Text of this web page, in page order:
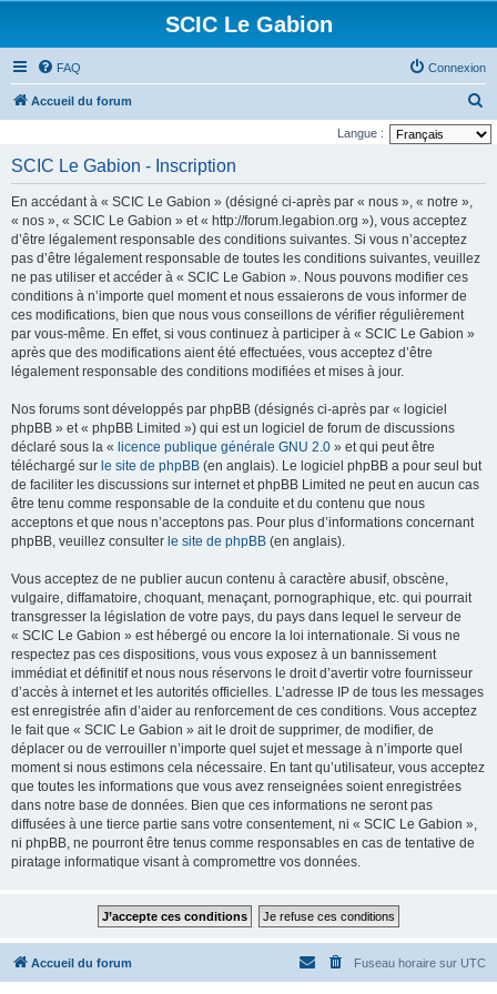
SCIC Le Gabion
FAQ Connexion
Accueil du forum
e
Langue :
SCIC Le Gabion - Inscription
En accédant à « SCIC Le Gabion » (désigné ci-après par « nous », « notre »,
« nos », « SCIC Le Gabion » et « http://forum.legabion.org »), vous acceptez
d’être légalement responsable des conditions suivantes. Si vous n’acceptez
pas d’être légalement responsable de toutes les conditions suivantes, veuillez
ne pas utiliser et accéder à « SCIC Le Gabion ». Nous pouvons modifier ces
conditions à n’importe quel moment et nous essaierons de vous informer de
ces modifications, bien que nous vous conseillons de vérifier régulièrement
par vous-même. En effet, si vous continuez à participer à « SCIC Le Gabion »
après que des modifications aient été effectuées, vous acceptez d’être
légalement responsable des conditions modifiées et mises à jour.
Nos forums sont développés par phpBB (désignés ci-après par « logiciel
phpBB » et « phpBB Limited ») qui est un logiciel de forum de discussions
déclaré sous la « licence publique générale GNU 2.0 » et qui peut être
téléchargé sur le site de phpBB (en anglais). Le logiciel phpBB a pour seul but
de faciliter les discussions sur internet et phpBB Limited ne peut en aucun cas
être tenu comme responsable de la conduite et du contenu que nous
acceptons et que nous n’acceptons pas. Pour plus d’informations concernant
phpBB, veuillez consulter le site de phpBB (en anglais).
Vous acceptez de ne publier aucun contenu à caractère abusif, obscène,
vulgaire, diffamatoire, choquant, menaçant, pornographique, etc. qui pourrait
transgresser la législation de votre pays, du pays dans lequel le serveur de
« SCIC Le Gabion » est hébergé ou encore la loi internationale. Si vous ne
respectez pas ces dispositions, vous vous exposez à un bannissement
immédiat et définitif et nous nous réservons le droit d’avertir votre fournisseur
d’accès à internet et les autorités officielles. L’adresse IP de tous les messages
est enregistrée afin d’aider au renforcement de ces conditions. Vous acceptez
le fait que « SCIC Le Gabion » ait le droit de supprimer, de modifier, de
déplacer ou de verrouiller n’importe quel sujet et message à n’importe quel
moment si nous estimons cela nécessaire. En tant qu’utilisateur, vous acceptez
que toutes les informations que vous avez renseignées soient enregistrées
dans notre base de données. Bien que ces informations ne seront pas
diffusées à une tierce partie sans votre consentement, ni « SCIC Le Gabion »,
ni phpBB, ne pourront être tenus comme responsables en cas de tentative de
piratage informatique visant à compromettre vos données.
Accueil du forum Fuseau horaire sur UTC